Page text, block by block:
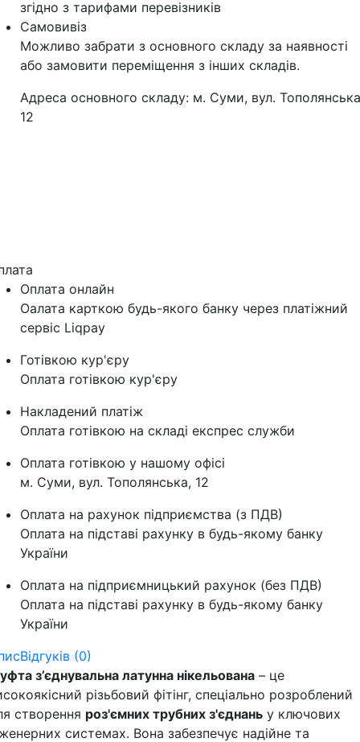
згідно з тарифами перевізників
Самовивіз
Можливо забрати з основного складу за наявності
або замовити переміщення з інших складів.
Адреса основного складу: м. Суми, вул.
12
Оплата онлайн
Оалата карткою будь-якого банку через платіжний
сервіс Liqpay
Готівкою кур'єру
Оплата готівкою кур'єру
Накладений платіж
Оплата готівкою на складі експрес служби
Оплата готівкою у нашому офісі
м. Суми, вул. Тополянська, 12
Оплата на рахунок підприємства (з ПДВ)
Оплата на підставі рахунку в будь-якому банку
України
Оплата на підприємницький рахунок (без ПДВ)
Оплата на підставі рахунку в будь-якому банку
України
Відгуків (0)
з’єднувальна латунна нікельована – це
різьбовий фітінг, спеціально розроблений
створення роз'ємних трубних з'єднань у ключових
системах. Вона забезпечує надійне та